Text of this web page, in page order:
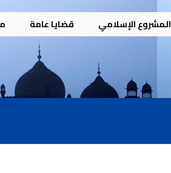
المشروع الإسلامي قضايا عامة